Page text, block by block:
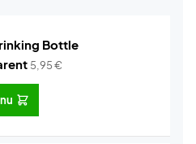
Bottle
5,95€